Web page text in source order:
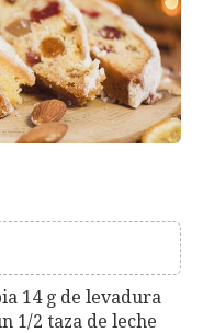
14 g de levadura
1/2 taza de leche